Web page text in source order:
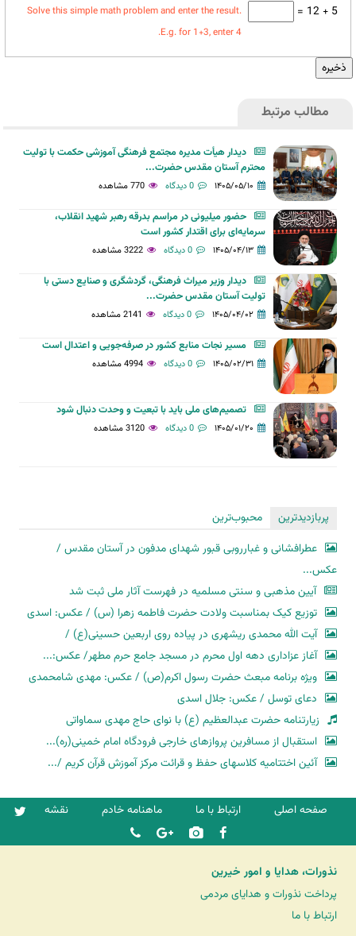
5 + 12 =
Solve this simple math problem and enter the result.
E.g. for 1+3, enter 4.
مطالب مرتبط
دیدار هیأت مدیره مجتمع فرهنگی آموزشی حکمت با تولیت
محترم آستان مقدس حضرت...
۱۴۰۵/۰۵/۱۰ 0 دیدگاه 770 مشاهده
حضور میلیونی در مراسم بدرقه رهبر شهید انقلاب،
سرمایه‌ای برای اقتدار کشور است
۱۴۰۵/۰۴/۱۳ 0 دیدگاه 3222 مشاهده
دیدار وزیر میراث فرهنگی، گردشگری و صنایع دستی با
تولیت آستان مقدس حضرت...
۱۴۰۵/۰۴/۰۲ 0 دیدگاه 2141 مشاهده
مسیر نجات منابع کشور در صرفه‌جویی و اعتدال است
۱۴۰۵/۰۲/۳۱ 0 دیدگاه 4994 مشاهده
تصمیم‌های ملی باید با تبعیت و وحدت دنبال شود
۱۴۰۵/۰۱/۲۰ 0 دیدگاه 3120 مشاهده
پربازدیدترین
محبوب‌ترین
عطرافشانی و غبارروبی قبور شهدای مدفون در آستان مقدس /
عکس...
آیین مذهبی و سنتی مسلمیه در فهرست آثار ملی ثبت شد
توزیع کیک بمناسبت ولادت حضرت فاطمه زهرا (س) / عکس: اسدی
آیت الله محمدی ریشهری در پیاده روی اربعین حسینی(ع) /
آغاز عزاداری دهه اول محرم در مسجد جامع حرم مطهر/ عکس:...
ویژه برنامه مبعث حضرت رسول اکرم(ص) / عکس: مهدی شامحمدی
دعای توسل / عکس: جلال اسدی
زیارتنامه حضرت عبدالعظیم (ع) با نوای حاج مهدی سماواتی
استقبال از مسافرین پروازهای خارجی فرودگاه امام خمینی(ره)...
آئین اختتامیه کلاسهای حفظ و قرائت مرکز آموزش قرآن کریم /...
صفحه اصلی ارتباط با ما ماهنامه خادم نقشه
نذورات، هدایا و امور خیرین
پرداخت نذورات و هدایای مردمی
ارتباط با ما